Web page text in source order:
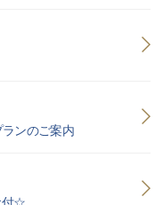
ランのご案内